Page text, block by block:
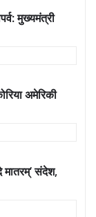
मुख्यमंत्री
अमेरिकी
मातरम्’ संदेश,